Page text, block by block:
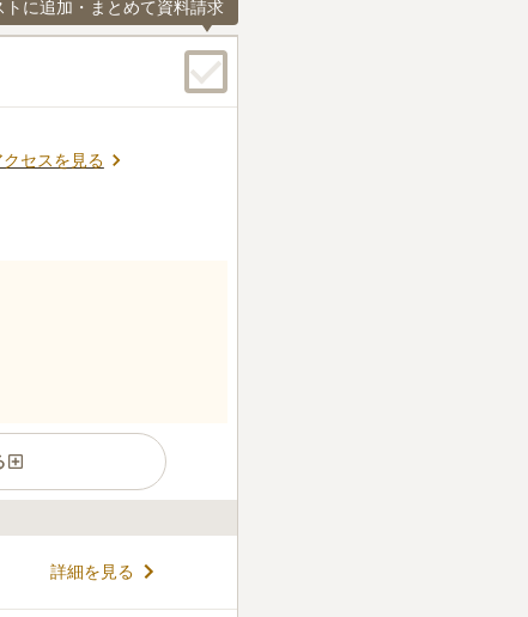
に追加・まとめて資料請求
クセスを見る
す必要がありますが、宗
がしっかりと行き届いて
詳細を見る